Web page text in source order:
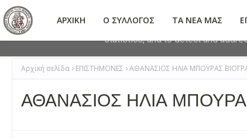
ΑΡΧΙΚΗ Ο ΣΥΛΛΟΓΟΣ ΤΑ ΝΕΑ ΜΑΣ
Αρχική σελίδα ΕΠΙΣΤΗΜΟΝΕΣ ΑΘΑΝΑΣΙΟΣ ΗΛΙΑ ΜΠΟΥΡΑΣ
ΑΘΑΝΑΣΙΟΣ ΗΛΙΑ
This site uses cookies from
statistics, and to detect and